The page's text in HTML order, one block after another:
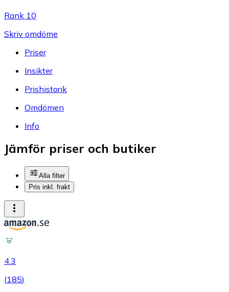
Rank 10
Skriv omdöme
Priser
Insikter
Prishistorik
Omdömen
Info
Jämför priser och butiker
Alla filter
Pris inkl. frakt
4.3
(185)